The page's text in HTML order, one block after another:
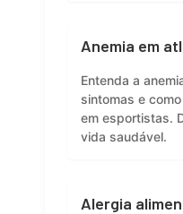
Anemia em
Entenda a
sintomas e
em esportistas.
vida saudável.
Alergia